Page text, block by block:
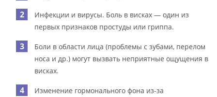
Инфекции и вирусы. Боль в висках — один из
первых признаков простуды или гриппа.
Боли в области лица (проблемы с зубами, перелом
носа и др.) могут вызвать неприятные ощущения в
висках.
Изменение гормонального фона из-за